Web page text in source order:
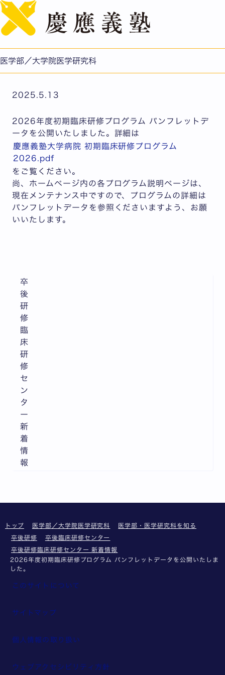
医学部／大学院医学研究科
2026年度初期臨床研修プログラム パンフレットデータを
医学部/医学研究科
2025.5.13
2026年度初期臨床研修プログラム パンフレットデ
ータを公開いたしました。詳細は
慶應義塾大学病院 初期臨床研修プログラム
2026.pdf
をご覧ください。
尚、ホームページ内の各プログラム説明ページは、
現在メンテナンス中ですので、プログラムの詳細は
パンフレットデータを参照くださいますよう、お願
いいたします。
卒
後
研
修
臨
床
研
修
セ
ン
タ
ー
新
着
情
報
トップ 医学部／大学院医学研究科
医学部・医学研究科を知る
卒後研修
卒後臨床研修センター
卒後研修臨床研修センター 新着情報
2026年度初期臨床研修プログラム パンフレットデータを公開いたしま
した。
このサイトについて
サイトマップ
個人情報の取り扱い
ウェブアクセシビリティ方針